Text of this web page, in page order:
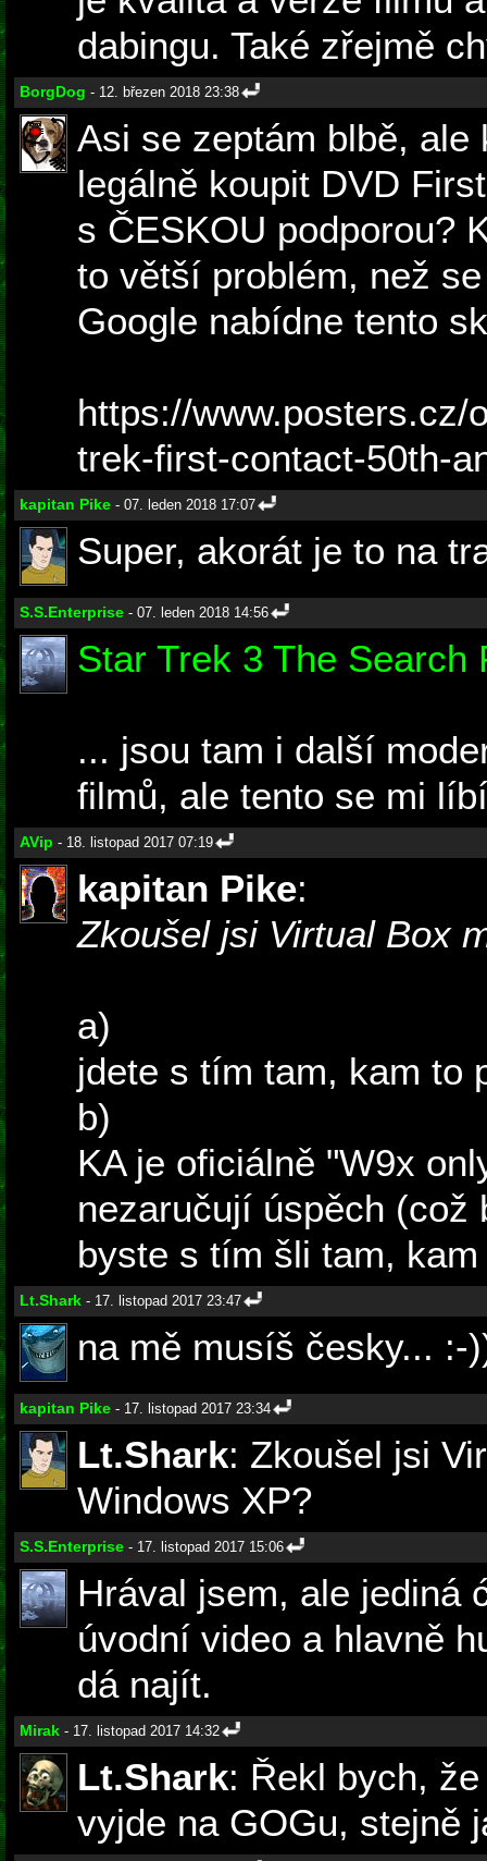
dabingu. Také zřejmě
BorgDog - 12. březen 2018 23:38
Asi se zeptám blbě, ale
legálně koupit DVD
s ČESKOU podporou?
to větší problém, než
Google nabídne tento
https://www.posters.cz/
trek-first-contact-50th-
kapitan Pike - 07. leden 2018 17:07
Super, akorát je to na
S.S.Enterprise - 07. leden 2018 14:56
Star Trek 3 The Search
... jsou tam i další
filmů, ale tento se mi
AVip - 18. listopad 2017 07:19
kapitan Pike:
Zkoušel jsi Virtual Box
a)
jdete s tím tam, kam to
b)
KA je oficiálně "W9x
nezaručují úspěch (což
byste s tím šli tam,
Lt.Shark - 17. listopad 2017 23:47
na mě musíš česky... :-
kapitan Pike - 17. listopad 2017 23:34
Lt.Shark: Zkoušel jsi
Windows XP?
S.S.Enterprise - 17. listopad 2017 15:06
Hrával jsem, ale jediná
úvodní video a hlavně
dá najít.
Mirak - 17. listopad 2017 14:32
Lt.Shark: Řekl bych,
vyjde na GOGu, stejně